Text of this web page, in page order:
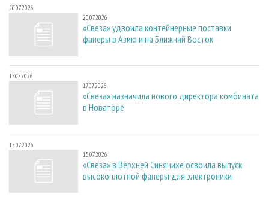
20.07.2026
20.07.2026
«Свеза» удвоила контейнерные поставки
фанеры в Азию и на Ближний Восток
17.07.2026
17.07.2026
«Свеза» назначила нового директора комбината
в Новаторе
15.07.2026
15.07.2026
«Свеза» в Верхней Синячихе освоила выпуск
высокоплотной фанеры для электроники